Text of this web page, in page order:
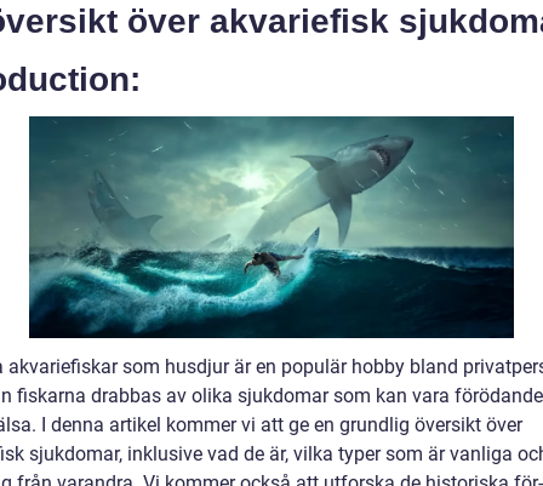
över akvariefisk
akvariefiskar som husdjur är en populär hobby bland
fiskarna drabbas av olika sjukdomar som kan vara
I denna artikel kommer vi att ge en grundlig översikt över
sjukdomar, inklusive vad de är, vilka typer som är vanliga